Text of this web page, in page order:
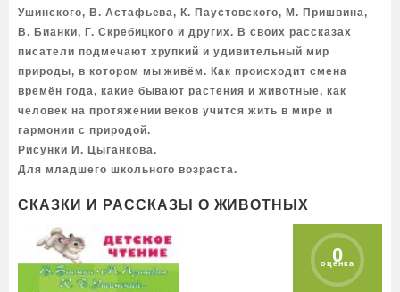
Ушинского, В. Астафьева, К. Паустовского, М. Пришвина,
В. Бианки, Г. Скребицкого и других. В своих рассказах
писатели подмечают хрупкий и удивительный мир
природы, в котором мы живём. Как происходит смена
времён года, какие бывают растения и животные, как
человек на протяжении веков учится жить в мире и
гармонии с природой.
Рисунки И. Цыганкова.
Для младшего школьного возраста.
СКАЗКИ И РАССКАЗЫ О ЖИВОТНЫХ
0
оценка